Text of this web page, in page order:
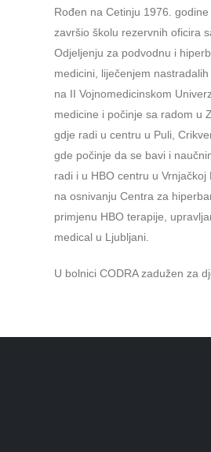
Rođen na Cetinju 1976.
završio školu rezervnih oficira
Odjeljenju za podvodnu i
medicini, liječenjem
na II Vojnomedicinskom
medicine i počinje sa radom u
gdje radi u centru u Puli,
gde počinje da se bavi i
radi i u HBO centru u
na osnivanju Centra za
primjenu HBO terapije,
medical u Ljubljani.
U bolnici CODRA zadužen za